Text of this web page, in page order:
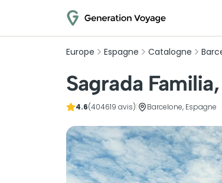
Europe Espagne Catalogne
Sagrada
4.6(404619 avis) Barcelone, Espagne